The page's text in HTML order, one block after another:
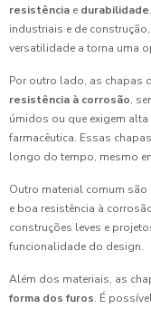
resistência e durabilidade
industriais e de
versatilidade a torna uma
Por outro lado, as chapas
resistência à corrosão,
úmidos ou que exigem
farmacêutica. Essas
longo do tempo, mesmo
Outro material comum
e boa resistência à
construções leves e
funcionalidade do design.
Além dos materiais, as
forma dos furos. É